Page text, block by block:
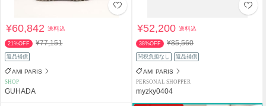
¥60,842送料込
21%OFF ¥77,151
返品補償
AMI PARIS
SHOP
GUHADA
¥52,200送料込
38%OFF ¥85,560
関税負担なし 返品補償
AMI PARIS
PERSONAL SHOPPER
myzky0404